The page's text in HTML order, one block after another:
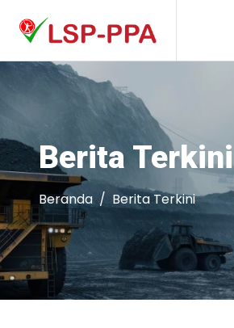
Berita Terkini
Beranda Berita Terkini